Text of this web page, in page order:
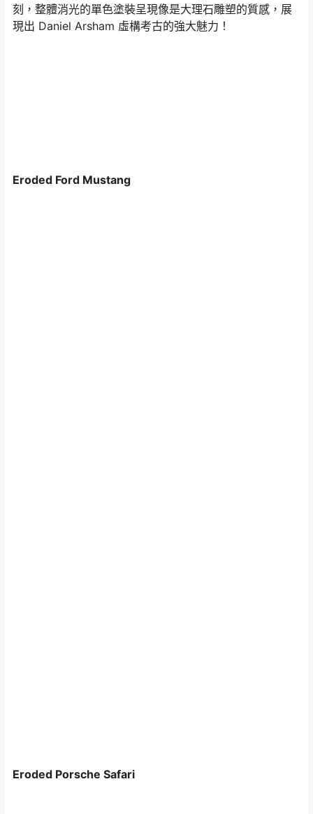
刻，整體消光的單色塗裝呈現像是大理石雕塑的質感，展
現出 Daniel Arsham 虛構考古的強大魅力！
Eroded Ford Mustang
Eroded Porsche Safari